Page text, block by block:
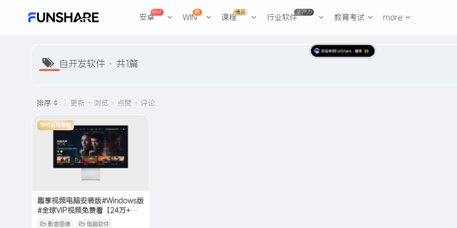
安卓
Hot
WIN
热
课程
精品
行业软件
生产力
教育考试 more
自开发软件 共1篇
排序 更新 浏览 点赞 评论
赞助会员专享
趣享视频电脑安装版#Windows版
#全球VIP视频免费看【24万+片
源】影音图像 电脑软件